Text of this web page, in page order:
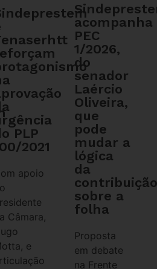
PLP
2021
apoio
Câmara,
e
acompanha
PEC
1/2026,
do
senador
Laércio
Oliveira,
que
pode
mudar a
lógica
da
sobre a
folha
Proposta
em debate
na Frente